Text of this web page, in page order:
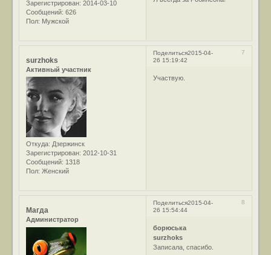
Зарегистрирован: 2014-03-10
Сообщений: 626
Пол: Мужской
Поделиться 7
2015-04-
26 15:19:42
surzhoks
Активный участник
Откуда: Дзержинск
Зарегистрирован: 2012-10-31
Сообщений: 1318
Пол: Женский
Участвую.
Поделиться 8
2015-04-
26 15:54:44
Магда
Администратор
борюська
surzhoks
Записала, спасибо.